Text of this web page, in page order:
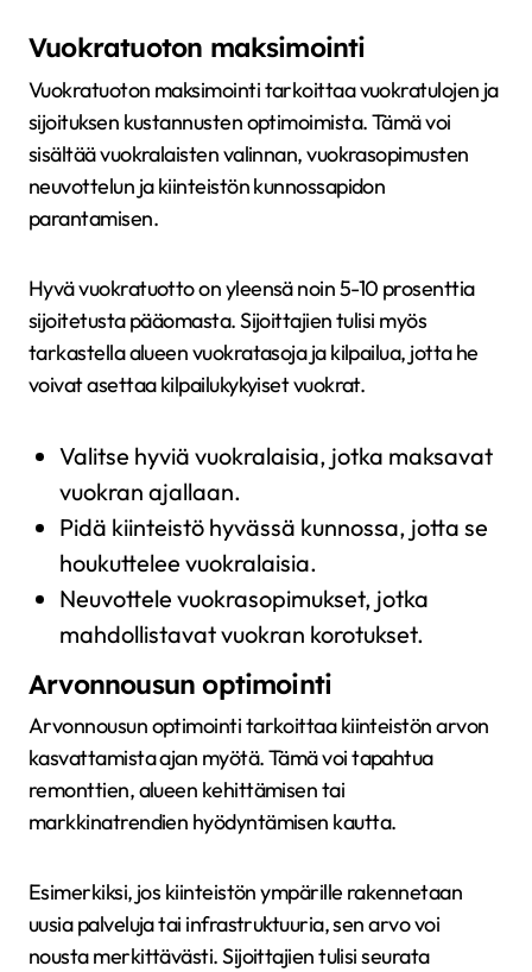
Vuokratuoton maksimointi
Vuokratuoton maksimointi tarkoittaa vuokratulojen ja
sijoituksen kustannusten optimoimista. Tämä voi
sisältää vuokralaisten valinnan, vuokrasopimusten
neuvottelun ja kiinteistön kunnossapidon
parantamisen.
Hyvä vuokratuotto on yleensä noin 5-10 prosenttia
sijoitetusta pääomasta. Sijoittajien tulisi myös
tarkastella alueen vuokratasoja ja kilpailua, jotta he
voivat asettaa kilpailukykyiset vuokrat.
Valitse hyviä vuokralaisia, jotka maksavat
vuokran ajallaan.
Pidä kiinteistö hyvässä kunnossa, jotta se
houkuttelee vuokralaisia.
Neuvottele vuokrasopimukset, jotka
mahdollistavat vuokran korotukset.
Arvonnousun optimointi
Arvonnousun optimointi tarkoittaa kiinteistön arvon
kasvattamista ajan myötä. Tämä voi tapahtua
remonttien, alueen kehittämisen tai
markkinatrendien hyödyntämisen kautta.
Esimerkiksi, jos kiinteistön ympärille rakennetaan
uusia palveluja tai infrastruktuuria, sen arvo voi
nousta merkittävästi. Sijoittajien tulisi seurata